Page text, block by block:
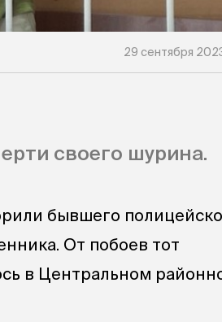
29 сентября
своего шурина.
бывшего
От побоев тот
в Центральном